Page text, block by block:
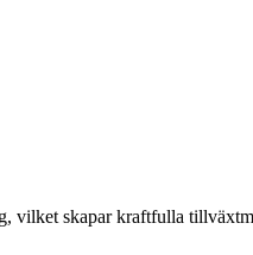
vilket skapar kraftfulla